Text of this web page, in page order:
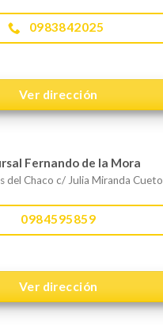
0983842025
Ver dirección
Fernando de la Mora
del Chaco c/ Julia Miranda Cueto
0984595859
Ver dirección